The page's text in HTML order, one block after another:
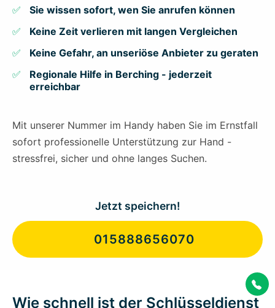
Sie wissen sofort, wen Sie anrufen können
Keine Zeit verlieren mit langen Vergleichen
Keine Gefahr, an unseriöse Anbieter zu geraten
Regionale Hilfe in Berching - jederzeit
erreichbar
Mit unserer Nummer im Handy haben Sie im Ernstfall
sofort professionelle Unterstützung zur Hand -
stressfrei, sicher und ohne langes Suchen.
Jetzt speichern!
015888656070
Wie schnell ist der Schlüsseldienst